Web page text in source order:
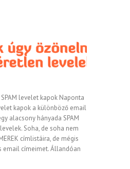
levelet kapok Naponta
kapok a különböző email
alacsony hányada SPAM
Soha, de soha nem
címlistáira, de mégis
email címeimet. Állandóan